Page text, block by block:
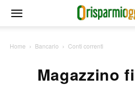
Home Bancario Conti correnti
Magazzino